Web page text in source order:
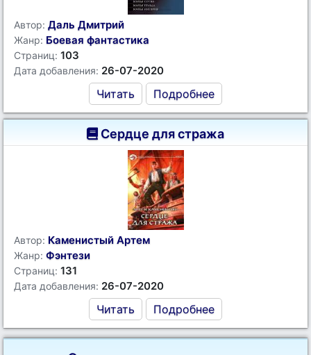
Автор: Даль Дмитрий
Жанр: Боевая фантастика
Страниц: 103
Дата добавления: 26-07-2020
Читать Подробнее
Сердце для стража
Автор: Каменистый Артем
Жанр: Фэнтези
Страниц: 131
Дата добавления: 26-07-2020
Читать Подробнее